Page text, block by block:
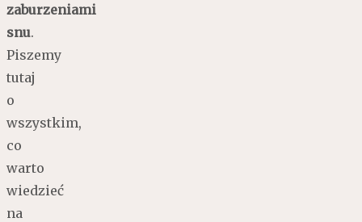
zaburzeniami
snu.
Piszemy
tutaj
o
wszystkim,
co
warto
wiedzieć
na